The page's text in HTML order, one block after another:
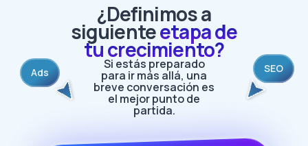
¿Definimos a
siguienteetapa de
tu crecimiento?
Si estás preparado
para ir más allá, una
breve conversación es
el mejor punto de
partida.
SEO
Ads